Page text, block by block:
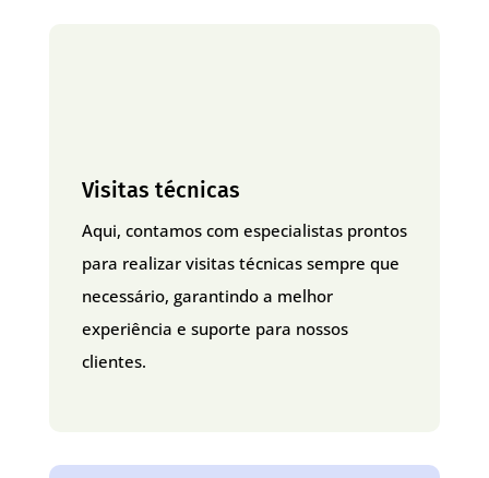
Visitas técnicas
Aqui, contamos com especialistas prontos
para realizar visitas técnicas sempre que
necessário, garantindo a melhor
experiência e suporte para nossos
clientes.